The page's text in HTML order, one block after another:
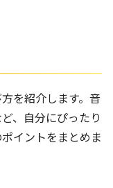
を紹介します。音
、自分にぴったり
イントをまとめま